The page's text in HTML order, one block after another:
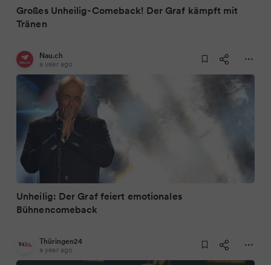
Großes Unheilig-Comeback! Der Graf kämpft mit
Tränen
Nau.ch
a year ago
Unheilig: Der Graf feiert emotionales
Bühnencomeback
Thüringen24
a year ago